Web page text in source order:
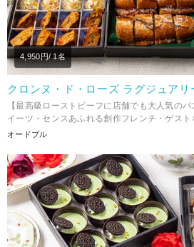
4,950円/ 1名
クロンヌ・ド・ローズ ラグジュアリ
【最高級ローストビーフに店舗でも大人気の
イーツ・センスあふれる創作フレンチ・ゲスト
オードブル